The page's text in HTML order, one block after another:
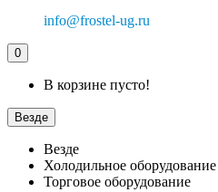
info@frostel-ug.ru
0
В корзине пусто!
Везде
Везде
Холодильное оборудование
Торговое оборудование